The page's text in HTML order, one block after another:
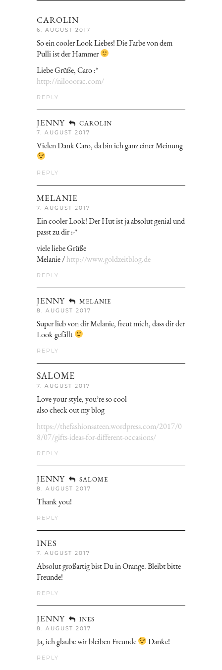
CAROLIN
6. AUGUST 2017
So ein cooler Look Liebes! Die Farbe von dem
Pulli ist der Hammer
Liebe Grüße, Caro :*
http://nilooorac.com/
REPLY
JENNY CAROLIN
7. AUGUST 2017
Vielen Dank Caro, da bin ich ganz einer Meinung
REPLY
MELANIE
7. AUGUST 2017
Ein cooler Look! Der Hut ist ja absolut genial und
passt zu dir :-*
viele liebe Grüße
Melanie /http://www.goldzeitblog.de
REPLY
JENNY MELANIE
8. AUGUST 2017
Super lieb von dir Melanie, freut mich, dass dir der
Look gefällt
REPLY
SALOME
7. AUGUST 2017
Love your style, you’re so cool
also check out my blog
https://thefashionsateen.wordpress.com/2017/0
8/07/gifts-ideas-for-different-occasions/
REPLY
JENNY SALOME
8. AUGUST 2017
Thank you!
REPLY
INES
7. AUGUST 2017
Absolut großartig bist Du in Orange. Bleibt bitte
Freunde!
REPLY
JENNY INES
8. AUGUST 2017
Ja, ich glaube wir bleiben Freunde Danke!
REPLY